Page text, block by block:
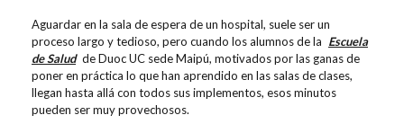
Aguardar en la sala de espera de un hospital, suele ser un
proceso largo y tedioso, pero cuando los alumnos de la Escuela
de Salud de Duoc UC sede Maipú, motivados por las ganas de
poner en práctica lo que han aprendido en las salas de clases,
llegan hasta allá con todos sus implementos, esos minutos
pueden ser muy provechosos.